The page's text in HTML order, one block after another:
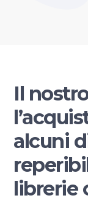
Il
alcuni
librerie